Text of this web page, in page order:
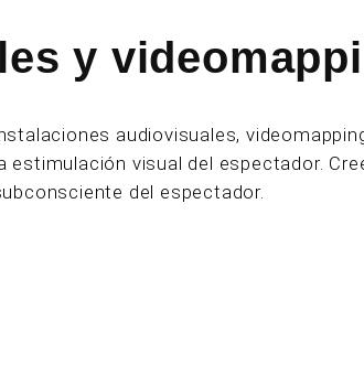
y
audiovisuales,
visual del espectador.
del espectador.